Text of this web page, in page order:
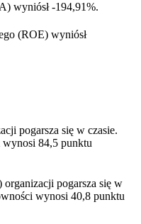
wyniósł -194,91%.
(ROE) wyniósł
pogarsza się w czasie.
wynosi 84,5 punktu
organizacji pogarsza się w
wynosi 40,8 punktu